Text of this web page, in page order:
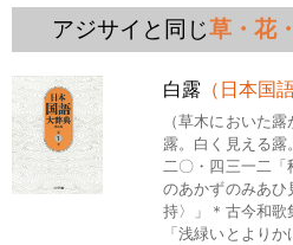
アジサイと同じ草・花
白露 （日本国
（草木においた
露。白く見える露
二〇・四三一二「
のあかずのみあひ
持〉」＊古今和歌
「浅緑いとより